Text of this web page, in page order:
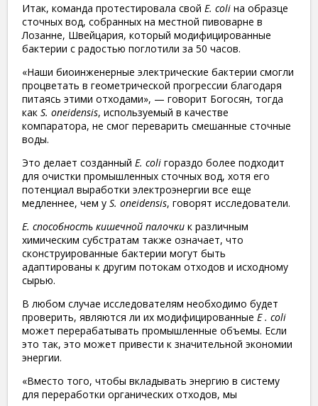
Итак, команда протестировала свой E. coli на образце
сточных вод, собранных на местной пивоварне в
Лозанне, Швейцария, который модифицированные
бактерии с радостью поглотили за 50 часов.
«Наши биоинженерные электрические бактерии смогли
процветать в геометрической прогрессии благодаря
питаясь этими отходами», — говорит Богосян, тогда
как S. oneidensis, используемый в качестве
компаратора, не смог переварить смешанные сточные
воды.
Это делает созданный E. coli гораздо более подходит
для очистки промышленных сточных вод, хотя его
потенциал выработки электроэнергии все еще
медленнее, чем у S. oneidensis, говорят исследователи.
E. способность кишечной палочки к различным
химическим субстратам также означает, что
сконструированные бактерии могут быть
адаптированы к другим потокам отходов и исходному
сырью.
В любом случае исследователям необходимо будет
проверить, являются ли их модифицированные E . coli
может перерабатывать промышленные объемы. Если
это так, это может привести к значительной экономии
энергии.
«Вместо того, чтобы вкладывать энергию в систему
для переработки органических отходов, мы